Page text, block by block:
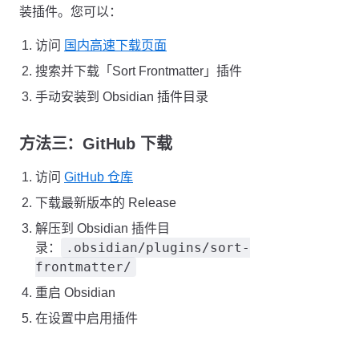
装插件。您可以：
访问 国内高速下载页面
搜索并下载「Sort Frontmatter」插件
手动安装到 Obsidian 插件目录
方法三：GitHub 下载
访问 GitHub 仓库
下载最新版本的 Release
解压到 Obsidian 插件目
录：
.obsidian/plugins/sort-
frontmatter/
重启 Obsidian
在设置中启用插件